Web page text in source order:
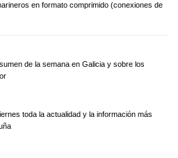
en formato comprimido (conexiones de
de la semana en Galicia y sobre los
toda la actualidad y la información más